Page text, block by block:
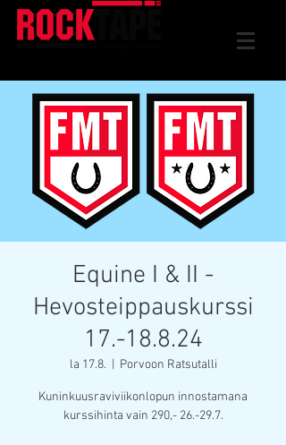
Equine I & II -
Hevosteippauskurssi
17.-18.8.24
la 17.8. Porvoon Ratsutalli
Kuninkuusraviviikonlopun innostamana
kurssihinta vain 290,- 26.-29.7.